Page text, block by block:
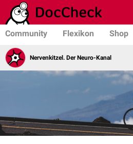
Community Flexikon Shop
Nervenkitzel. Der Neuro-Kanal